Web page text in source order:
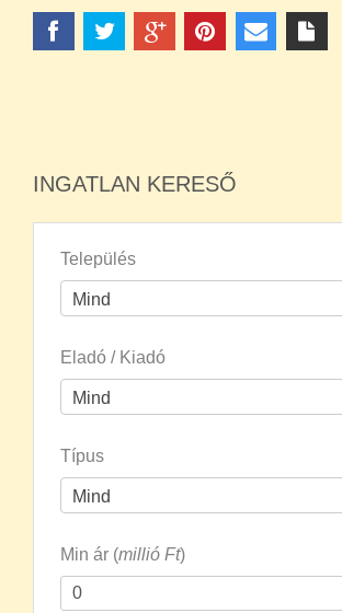
INGATLAN KERESŐ
Település
Mind
Eladó / Kiadó
Mind
Típus
Mind
Min ár (millió Ft)